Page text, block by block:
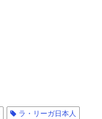
ラ・リーガ日本人